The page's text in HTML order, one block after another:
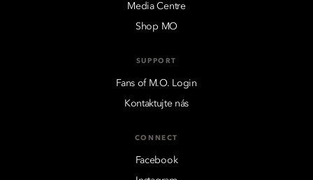
Media Centre
Shop MO
SUPPORT
Fans of M.O. Login
Kontaktujte nás
CONNECT
Facebook